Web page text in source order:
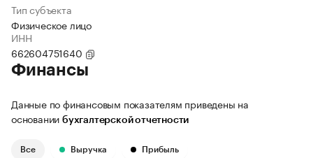
Тип субъекта
Физическое лицо
ИНН
662604751640
Финансы
Данные по финансовым показателям приведены на
основании бухгалтерской отчетности
Все Выручка Прибыль